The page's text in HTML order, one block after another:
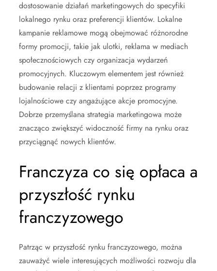
dostosowanie działań marketingowych do specyfiki
lokalnego rynku oraz preferencji klientów. Lokalne
kampanie reklamowe mogą obejmować różnorodne
formy promocji, takie jak ulotki, reklama w mediach
społecznościowych czy organizacja wydarzeń
promocyjnych. Kluczowym elementem jest również
budowanie relacji z klientami poprzez programy
lojalnościowe czy angażujące akcje promocyjne.
Dobrze przemyślana strategia marketingowa może
znacząco zwiększyć widoczność firmy na rynku oraz
przyciągnąć nowych klientów.
Franczyza co się opłaca a
przyszłość rynku
franczyzowego
Patrząc w przyszłość rynku franczyzowego, można
zauważyć wiele interesujących możliwości rozwoju dla